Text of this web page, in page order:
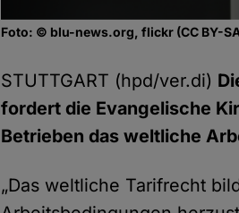
Foto: © blu-news.org, flickr (CC BY-
STUTTGART (hpd/ver.di)
fordert die Evangelische
Betrieben das weltliche
„Das weltliche Tarifrecht